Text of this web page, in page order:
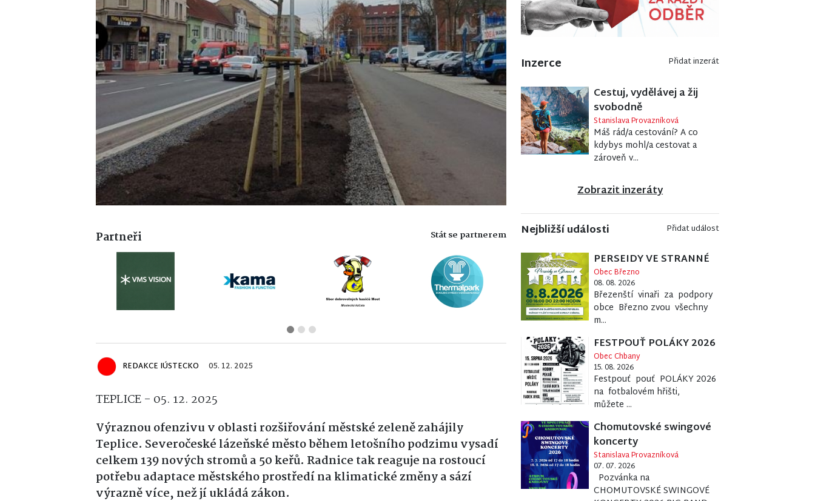
Partneři Stát se partnerem
REDAKCE IÚSTECKO 05. 12. 2025
TEPLICE - 05. 12. 2025
Výraznou ofenzivu v oblasti rozšiřování městské zeleně zahájily
Teplice. Severočeské lázeňské město během letošního podzimu vysadí
celkem 139 nových stromů a 50 keřů. Radnice tak reaguje na rostoucí
potřebu adaptace městského prostředí na klimatické změny a sází
výrazně více, než jí ukládá zákon.
Inzerce Přidat inzerát
Cestuj, vydělávej a žij
svobodně
Stanislava Provazníková
Máš rád/a cestování? A co
kdybys mohl/a cestovat a
zároveň v...
Zobrazit inzeráty
Nejbližší události Přidat událost
PERSEIDY VE STRANNÉ
Obec Březno
08. 08. 2026
Březenští vinaři za podpory
obce Březno zvou všechny
m...
FESTPOUŤ POLÁKY 2026
Obec Chbany
15. 08. 2026
Festpouť pouť POLÁKY 2026
na fotbalovém hřišti,
můžete ...
Chomutovské swingové
koncerty
Stanislava Provazníková
07. 07. 2026
Pozvánka na
CHOMUTOVSKÉ SWINGOVÉ